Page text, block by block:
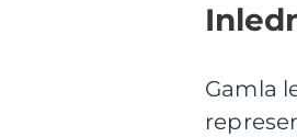
Gamla